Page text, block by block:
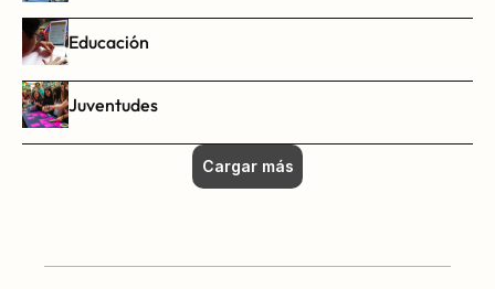
Educación
Juventudes
Cargar más